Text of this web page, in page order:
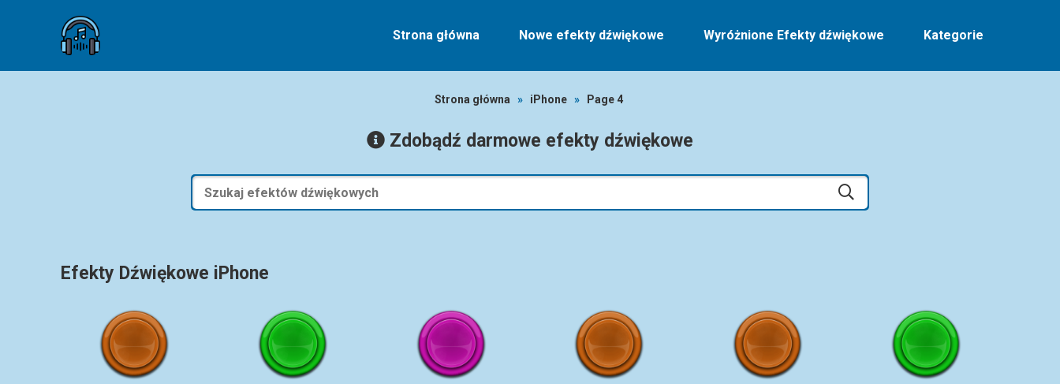
Strona główna Nowe efekty dźwiękowe Wyróżnione Efekty dźwiękowe Kategorie
Strona główna » iPhone » Page 4
Zdobądź darmowe efekty dźwiękowe
Efekty Dźwiękowe iPhone